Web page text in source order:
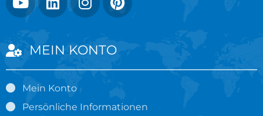
MEIN KONTO
Mein Konto
Persönliche Informationen